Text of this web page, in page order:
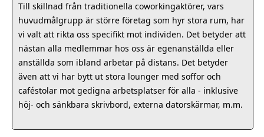
Till skillnad från traditionella coworkingaktörer, vars
huvudmålgrupp är större företag som hyr stora rum, har
vi valt att rikta oss specifikt mot individen. Det betyder att
nästan alla medlemmar hos oss är egenanställda eller
anställda som ibland arbetar på distans. Det betyder
även att vi har bytt ut stora lounger med soffor och
caféstolar mot gedigna arbetsplatser för alla - inklusive
höj- och sänkbara skrivbord, externa datorskärmar, m.m.